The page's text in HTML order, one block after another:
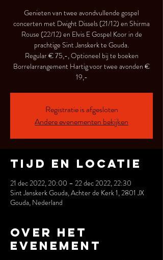
Genieten van twee avondvullende gospel
concerten met Dwight Dissels (21/12) en Shirma
Rouse (22/12) en Elvis E Gospel Koor in de
prachtige Sint Janskerk te Gouda.
Regular € 75,-, Optioneel bij te boeken
Borrelarrangement Hartig voor twee avonden €
19,-
Registratie is afgesloten
Andere evenementen bekijken
Tijd en locatie
21 dec 2022, 20:00 – 22 dec 2022, 22:30
Sint Janskerk Gouda, Achter de Kerk 1, 2801 JX
Gouda, Nederland
Over het
evenement